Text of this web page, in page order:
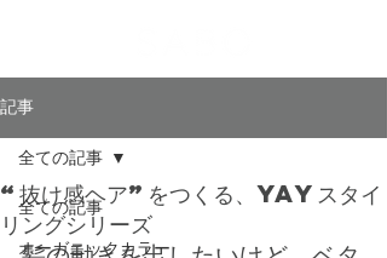
記事
全ての記事
オーガニックカラー
全ての記事
“抜け感ヘア”をつくる、YAYスタイ
リングシリーズ